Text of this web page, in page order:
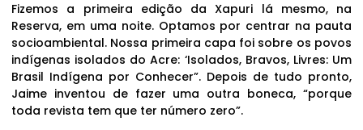
Fizemos a primeira edição da Xapuri lá mesmo, na
Reserva, em uma noite. Optamos por centrar na pauta
socioambiental. Nossa primeira capa foi sobre os povos
indígenas isolados do Acre: ‘Isolados, Bravos, Livres: Um
Brasil Indígena por Conhecer”. Depois de tudo pronto,
Jaime inventou de fazer uma outra boneca, “porque
toda revista tem que ter número zero”.